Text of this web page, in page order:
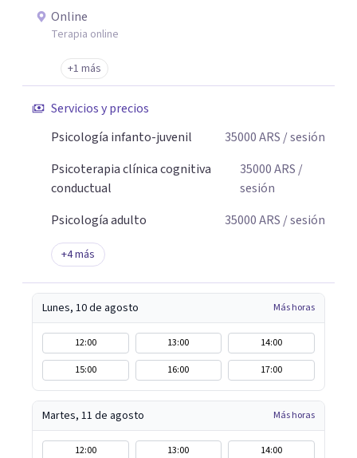
presencial en Capital Federal, Zona Sur, Zona Oeste y
Zona Norte. Los honorarios se encuentran entre $28.000 y
accesible y sostenible en el tiempo. Nuestro objetivo es
profesionalismo, empatía y cercanía.
Online
Terapia online
+1 más
Servicios y precios
Psicología infanto-juvenil
35000ARS / sesión
Psicoterapia clínica cognitiva
conductual
35000ARS /
sesión
Psicología adulto
35000ARS / sesión
+4más
Lunes, 10 de agosto Más horas
12:00 13:00
14:00
15:00
16:00 17:00
Martes, 11 de agosto Más horas
12:00 13:00
14:00